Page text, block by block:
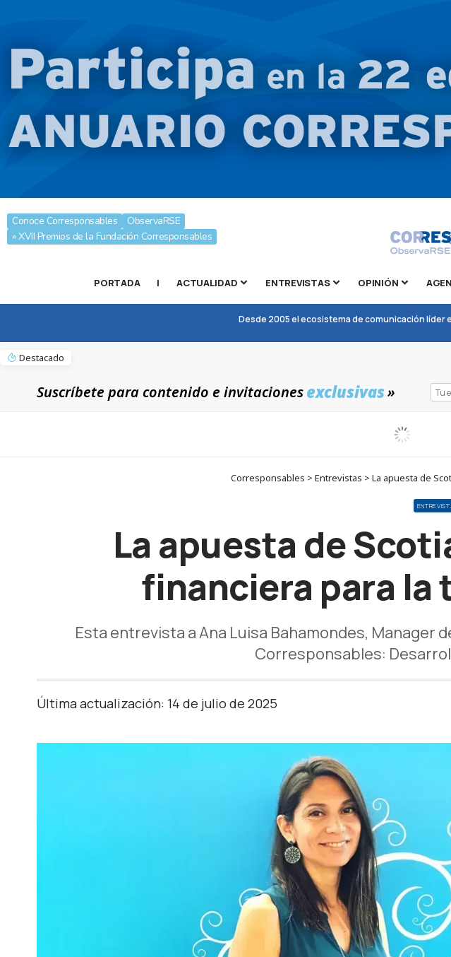
Conoce Corresponsables
ObservaRSE
» XVII Premios de la Fundación Corresponsables
PORTADA | ACTUALIDAD ENTREVISTAS OPINIÓN
Desde 2005 el ecosistema de comunicación líder
Destacado
Suscríbete para contenido e invitacionesexclusivas»
Corresponsables > Entrevistas > La apuesta de
La apuesta de
financiera para la
Esta entrevista a Ana Luisa Bahamondes, Manager
Corresponsables:
Última actualización: 14 de julio de 2025